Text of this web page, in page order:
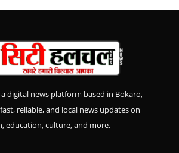
digital news platform based in Bokaro,
reliable, and local news updates on
education, culture, and more.